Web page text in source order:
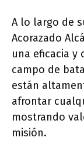
A lo largo de
Acorazado
una eficacia y
campo de
están
afrontar
mostrando
misión.